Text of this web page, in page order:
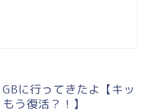
に行ってきたよ【キッ
う復活？！】